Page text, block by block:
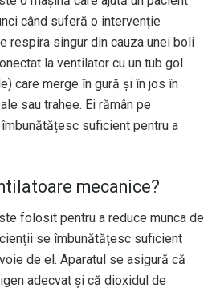
când suferă o intervenție
respira singur din cauza unei boli
la ventilator cu un tub gol
care merge în gură și în jos în
sau trahee. Ei rămân pe
suficient pentru a
mecanice?
folosit pentru a reduce munca de
se îmbunătățesc suficient
de el. Aparatul se asigură că
adecvat și că dioxidul de